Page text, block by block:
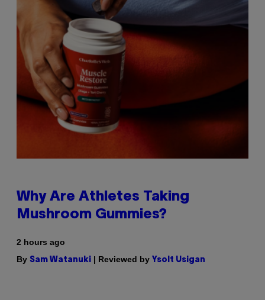
Why Are Athletes Taking
Mushroom Gummies?
2 hours ago
By Sam Watanuki | Reviewed by Ysolt Usigan